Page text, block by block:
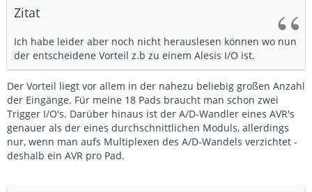
Zitat
Ich habe leider aber noch nicht herauslesen können wo nun
der entscheidene Vorteil z.b zu einem Alesis I/O ist.
Der Vorteil liegt vor allem in der nahezu beliebig großen Anzahl
der Eingänge. Für meine 18 Pads braucht man schon zwei
Trigger I/O's. Darüber hinaus ist der A/D-Wandler eines AVR's
genauer als der eines durchschnittlichen Moduls, allerdings
nur, wenn man aufs Multiplexen des A/D-Wandels verzichtet -
deshalb ein AVR pro Pad.